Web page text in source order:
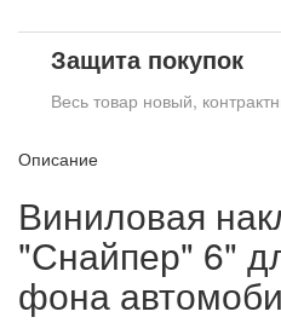
Защита покупок
Весь товар новый,
Описание
Виниловая
"Снайпер" 6"
фона